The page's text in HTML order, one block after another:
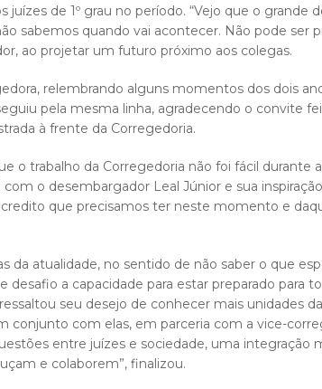
de 1º grau no período. “Vejo que o grande
sabemos quando vai acontecer. Não pode ser
ao projetar um futuro próximo aos colegas.
relembrando alguns momentos dos dois
pela mesma linha, agradecendo o convite
à frente da Corregedoria.
o trabalho da Corregedoria não foi fácil durante
o desembargador Leal Júnior e sua
que precisamos ter neste momento e
da atualidade, no sentido de não saber o que
a capacidade para estar preparado para
seu desejo de conhecer mais unidades
conjunto com elas, em parceria com a vice-
entre juízes e sociedade, uma integração
e colaborem”, finalizou.